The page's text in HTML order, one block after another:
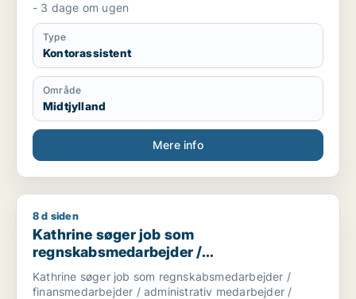
- 3 dage om ugen
Type
Kontorassistent
Område
Midtjylland
Mere info
Kathrine søger job som regnskabsmedarbejder /
8 d siden
Kathrine søger job som
regnskabsmedarbejder /
finansmedarbejder / administrativ
medarbejder / lønspecialist /
Kathrine søger job som regnskabsmedarbejder /
finansmedarbejder / administrativ medarbejder /